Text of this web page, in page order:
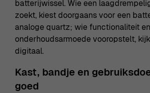
batterijwissel. Wie een
zoekt, kiest doorgaans voor een
analoge quartz; wie functionaliteit en
onderhoudsarmoede vooropstelt,
digitaal.
Kast, bandje en
goed